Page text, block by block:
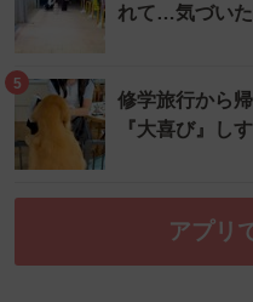
れて…気づい
5
修学旅行から
『大喜び』し
アプリ